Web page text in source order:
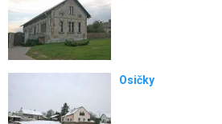
Osičky